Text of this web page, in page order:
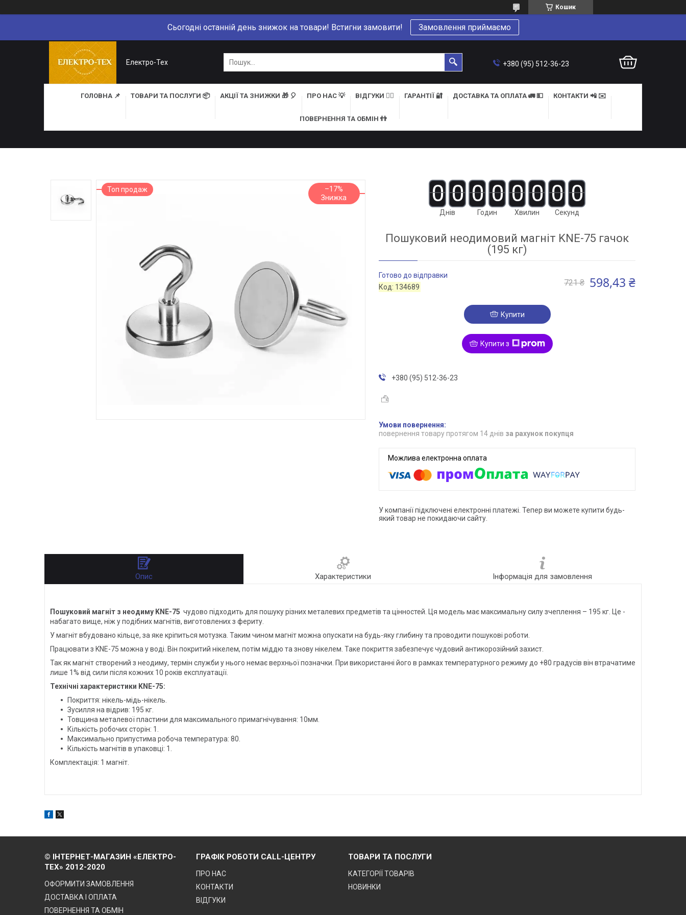
Кошик
Сьогодні останній день знижок на товари! Встигни замовити! Замовлення приймаємо
Електро-Тех +380 (95) 512-36-23
ГОЛОВНА 📌 ТОВАРИ ТА ПОСЛУГИ 📦 АКЦІЇ ТА ЗНИЖКИ 🎁 🎈 ПРО НАС 💡 ВІДГУКИ 👍🏻 ГАРАНТІЇ 🔐 ДОСТАВКА ТА ОПЛАТА 🚛 💵 КОНТАКТИ 📲 ✉️
ПОВЕРНЕННЯ ТА ОБМІН 👬
Топ продаж –17% 0 0
Днів
0 0
Годин
0 0
Хвилин
0 0
Секунд
Пошуковий неодимовий магніт KNE-75 гачок
(195 кг)
Готово до відправки
Код: 134689 721 ₴ 598,43 ₴
Купити
Купити з
+380 (95) 512-36-23
повернення товару протягом 14 днів за рахунок покупця
У компанії підключені електронні платежі. Тепер ви можете купити будь-
який товар не покидаючи сайту.
Опис Характеристики Інформація для замовлення
Пошуковий магніт з неодиму KNE-75 чудово підходить для пошуку різних металевих предметів та цінностей. Ця модель має максимальну силу зчеплення – 195 кг. Це -
набагато вище, ніж у подібних магнітів, виготовлених з фериту.
У магніт вбудовано кільце, за яке кріпиться мотузка. Таким чином магніт можна опускати на будь-яку глибину та проводити пошукові роботи.
Працювати з KNE-75 можна у воді. Він покритий нікелем, потім міддю та знову нікелем. Таке покриття забезпечує чудовий антикорозійний захист.
Так як магніт створений з неодиму, термін служби у нього немає верхньої позначки. При використанні його в рамках температурного режиму до +80 градусів він втрачатиме
лише 1% від сили після кожних 10 років експлуатації.
Технічні характеристики KNE-75:
Покриття: нікель-мідь-нікель.
Зусилля на відрив: 195 кг.
Товщина металевої пластини для максимального примагнічування: 10мм.
Кількість робочих сторін: 1.
Максимально припустима робоча температура: 80.
Кількість магнітів в упаковці: 1.
Комплектація: 1 магніт.
© ІНТЕРНЕТ-МАГАЗИН «ЕЛЕКТРО-
ТЕХ» 2012-2020
ОФОРМИТИ ЗАМОВЛЕННЯ
ДОСТАВКА І ОПЛАТА
ПОВЕРНЕННЯ ТА ОБМІН
ГРАФІК РОБОТИ CALL-ЦЕНТРУ
ПРО НАС
КОНТАКТИ
ВІДГУКИ
ТОВАРИ ТА ПОСЛУГИ
КАТЕГОРІЇ ТОВАРІВ
НОВИНКИ